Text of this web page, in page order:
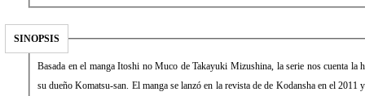
SINOPSIS
Basada en el manga Itoshi no Muco de Takayuki Mizushina, la serie nos cuenta
su dueño Komatsu-san. El manga se lanzó en la revista de de Kodansha en el 2011